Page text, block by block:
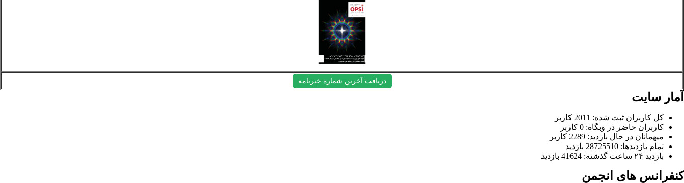
دریافت آخرین شماره خبرنامه
آمار سایت
کل کاربران ثبت شده: 2011 کاربر
کاربران حاضر در وبگاه: 0 کاربر
میهمانان در حال بازدید: 2289 کاربر
تمام بازدید‌ها: 28725510 بازدید
بازدید ۲۴ ساعت گذشته: 41624 بازدید
کنفرانس های انجمن